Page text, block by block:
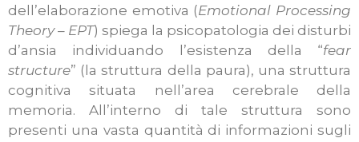
dell’elaborazione emotiva (Emotional Processing
Theory – EPT) spiega la psicopatologia dei disturbi
d’ansia individuando l’esistenza della “fear
structure” (la struttura della paura), una struttura
cognitiva situata nell’area cerebrale della
memoria. All’interno di tale struttura sono
presenti una vasta quantità di informazioni sugli